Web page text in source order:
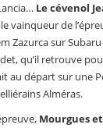
Le cévenol
vainqueur de
Zazurca sur
qu’il retrouve
au départ sur une
Alméras.
Mourgues